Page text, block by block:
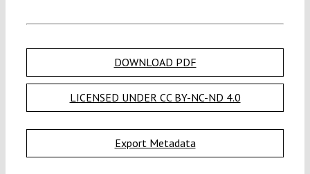
DOWNLOAD PDF
LICENSED UNDER CC BY-NC-ND 4.0
Export Metadata